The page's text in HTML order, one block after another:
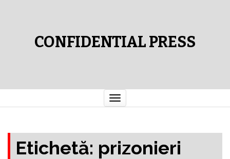
CONFIDENTIAL PRESS
Comută
navigarea
Etichetă: prizonieri